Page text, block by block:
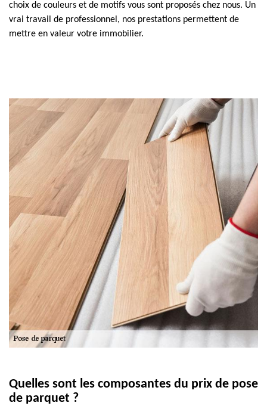
choix de couleurs et de motifs vous sont proposés chez nous. Un
vrai travail de professionnel, nos prestations permettent de
mettre en valeur votre immobilier.
Quelles sont les composantes du prix de pose
de parquet ?